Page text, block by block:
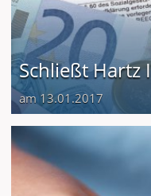
Schließt Hartz
am 13.01.2017